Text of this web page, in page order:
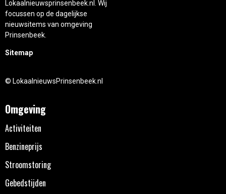
Lokaalnieuwsprinsenbeek.nl. Wij
focussen op de dagelijkse
nieuwsitems van omgeving
Prinsenbeek.
Sitemap
© LokaalnieuwsPrinsenbeek.nl
Omgeving
Activiteiten
Benzineprijs
Stroomstoring
Gebedstijden